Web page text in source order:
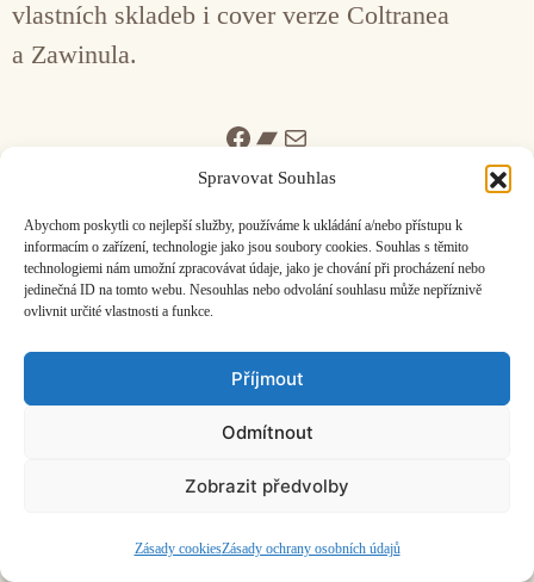
Spravovat Souhlas
Abychom poskytli co nejlepší služby, používáme k ukládání a/nebo přístupu k
informacím o zařízení, technologie jako jsou soubory cookies. Souhlas s těmito
technologiemi nám umožní zpracovávat údaje, jako je chování při procházení nebo
jedinečná ID na tomto webu. Nesouhlas nebo odvolání souhlasu může nepříznivě
ovlivnit určité vlastnosti a funkce.
Příjmout
Odmítnout
Zobrazit předvolby
Zásady cookiesZásady ochrany osobních údajů
vlastních skladeb i cover verze Coltranea
a Zawinula.
Facebook
Bandcamp
Mail
ČASOPIS O JINÉ HUDBĚ | vydává Hudební informační středisko
©2026 HISvoice – design a adminAtelier Dokument